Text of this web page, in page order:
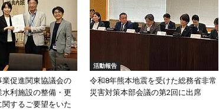
業促進関東協議会の
利施設の整備・更
するご要望をいた
活動報告
令和8年熊本地震を受けた総務省非常
災害対策本部会議の第2回に出席